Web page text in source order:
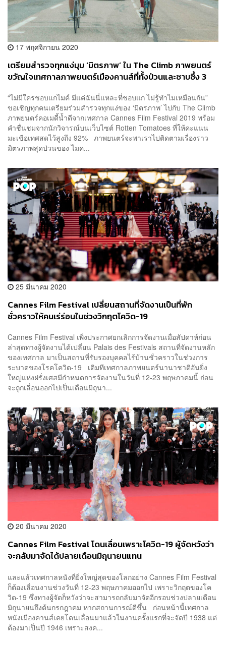
17 พฤศจิกายน 2020
เตรียมสำรวจทุกแง่มุม ‘มิตรภาพ’ ใน The Climb ภาพยนตร์
ขวัญใจเทศกาลภาพยนตร์เมืองคานส์ที่ทั้งป่วนและซาบซึ้ง 3
“ไม่มีใครชอบแกไมค์ มีแค่ฉันนี่แหละที่ชอบแก ไม่รู้ทำไมเหมือนกัน”
ขอเชิญทุกคนเตรียมร่วมสำรวจทุกแง่ของ ‘มิตรภาพ’ ไปกับ The Climb
ภาพยนตร์คอเมดี้น้ำดีจากเทศกาล Cannes Film Festival 2019 พร้อม
คำชื่นชมจากนักวิจารณ์บนเว็บไซต์ Rotten Tomatoes ที่ให้คะแนน
มะเขือเทศสดไว้สูงถึง 92% ภาพยนตร์จะพาเราไปติดตามเรื่องราว
มิตรภาพสุดป่วนของ ไมค...
25 มีนาคม 2020
Cannes Film Festival เปลี่ยนสถานที่จัดงานเป็นที่พัก
ชั่วคราวให้คนเร่ร่อนในช่วงวิกฤตโควิด-19
Cannes Film Festival เพิ่งประกาศยกเลิกการจัดงานเมื่อสัปดาห์ก่อน
ล่าสุดทางผู้จัดงานได้เปลี่ยน Palais des Festivals สถานที่จัดงานหลัก
ของเทศกาล มาเป็นสถานที่รับรองบุคคลไร้บ้านชั่วคราวในช่วงการ
ระบาดของโรคโควิด-19 เดิมทีเทศกาลภาพยนตร์นานาชาติอันยิ่ง
ใหญ่แห่งฝรั่งเศสมีกำหนดการจัดงานในวันที่ 12-23 พฤษภาคมนี้ ก่อน
จะถูกเลื่อนออกไปเป็นเดือนมิถุนา...
20 มีนาคม 2020
Cannes Film Festival โดนเลื่อนเพราะโควิด-19 ผู้จัดหวังว่า
จะกลับมาจัดได้ปลายเดือนมิถุนายนแทน
และแล้วเทศกาลหนังที่ยิ่งใหญ่สุดของโลกอย่าง Cannes Film Festival
ก็ต้องเลื่อนงานช่วงวันที่ 12-23 พฤษภาคมออกไป เพราะวิกฤตของโค
วิด-19 ซึ่งทางผู้จัดก็หวังว่าจะสามารถกลับมาจัดอีกรอบช่วงปลายเดือน
มิถุนายนถึงต้นกรกฎาคม หากสถานการณ์ดีขึ้น ก่อนหน้านี้เทศกาล
หนังเมืองคานส์เคยโดนเลื่อนมาแล้วในงานครั้งแรกที่จะจัดปี 1938 แต่
ต้องมาเป็นปี 1946 เพราะสงค...